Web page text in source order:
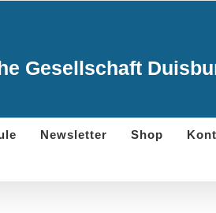
Gesellschaft
Newsletter Shop